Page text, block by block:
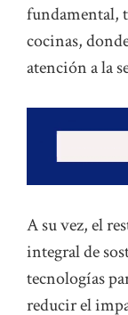
fundamental,
cocinas,
atención a la
A su vez, el
integral de
tecnologías
reducir el